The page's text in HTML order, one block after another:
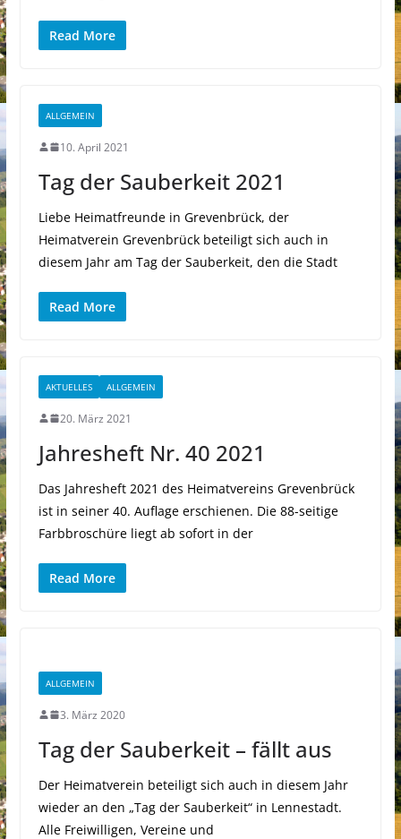
Read More
ALLGEMEIN
10. April 2021
Tag der Sauberkeit 2021
Liebe Heimatfreunde in Grevenbrück, der
Heimatverein Grevenbrück beteiligt sich auch in
diesem Jahr am Tag der Sauberkeit, den die Stadt
Read More
AKTUELLES ALLGEMEIN
20. März 2021
Jahresheft Nr. 40 2021
Das Jahresheft 2021 des Heimatvereins Grevenbrück
ist in seiner 40. Auflage erschienen. Die 88-seitige
Farbbroschüre liegt ab sofort in der
Read More
ALLGEMEIN
3. März 2020
Tag der Sauberkeit – fällt aus
Der Heimatverein beteiligt sich auch in diesem Jahr
wieder an den „Tag der Sauberkeit“ in Lennestadt.
Alle Freiwilligen, Vereine und